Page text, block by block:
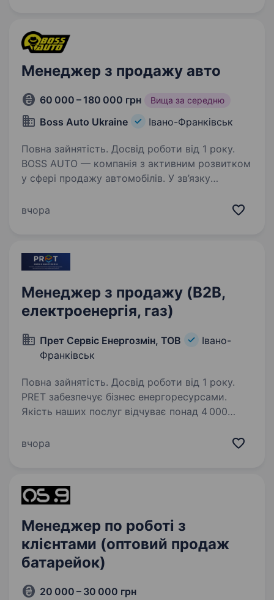
Менеджер з продажу авто
60 000 – 180 000 грн Вища за середню
Boss Auto Ukraine Івано-Франківськ
Повна зайнятість. Досвід роботи від 1 року.
BOSS AUTO — компанія з активним розвитком
у сфері продажу автомобілів. У зв’язку
менеджера з продажу авто. Обов’язки:
вчора
Менеджер з продажу (B2B,
електроенергія, газ)
Прет Сервіс Енергозмін, ТОВ
Івано-
Франківськ
Повна зайнятість. Досвід роботи від 1 року.
PRET забезпечує бізнес енергоресурсами.
Якість наших послуг відчуває понад 4 000
ми сформували та розвиваємо надійні
вчора
Менеджер по роботі з
клієнтами (оптовий продаж
батарейок)
20 000 – 30 000 грн